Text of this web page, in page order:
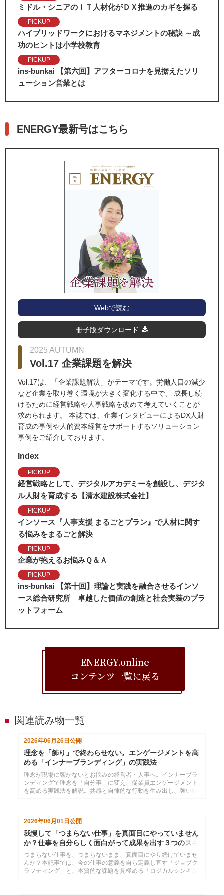
ミドル・シニアのＩＴ人材化がＤＸ推進のカギを握る
PICKUP
ハイブリッドワークにおけるマネジメントの秘訣 ～成
功のヒントは小学校教育
PICKUP
ins-bunkai 【第六回】アフターコロナを見据えたソリ
ューション営業とは
ENERGY最新号はこちら
Webで読む
冊子版ダウンロード
2025 AUTUMN
Vol.17 企業課題を解決
Vol.17は、「企業課題解決」がテーマです。労働人口の減少
など企業を取り巻く環境が大きく変化する中で、 成長し続
けるために経営戦略や人事戦略を改めて考えていくことが
求められます。 本誌では、企業インタビューによるDX人財
育成の事例や人的資本経営をサポートするソリューション
事例をご紹介しております。
Index
PICKUP
経営戦略として、デジタルアカデミーを創設し、デジタ
ル人財を育成する【清水建設株式会社】
PICKUP
インソース『人事支援 まるごとプラン』で人材に関す
る悩みをまるごと解決
PICKUP
企業が抱えるお悩みＱ＆Ａ
PICKUP
ins-bunkai 【第十回】理論と実践を融合させるインソ
ース総合研究所 卓越した価値の創造と社会実装のプラ
ットフォーム
ENERGY.online
コンテンツ一覧に戻る
■ 関連読み物一覧
2026年06月26日公開
理念を「飾り」で終わらせない。エンゲージメントを高
める「インナーブランディング」の実践法
理念が現場に響かないとお悩みの経営者・人事へ。インナーブラ
ンディングで理念を「自分事」に変え、従業員エンゲージメント
を高める実践法を解説。共感と自律的な行動を生み出し、強い組
2026年06月01日 公開
我慢して「つまらない仕事」を真面目にやっていません
か？仕事を自分らしく面白がって成果を出す３つのスキ
ル
つまらない仕事を、つまらないまま、真面目にやり続けていませ
んか？本記事では、今の仕事の意義を自ら定義し直す「ジョブク
ラフティング」と、本質的な課題を見極める「ロジカルシンキン